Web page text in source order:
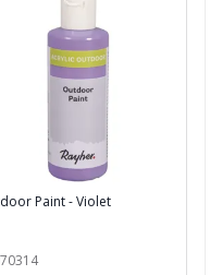
Paint - Violet